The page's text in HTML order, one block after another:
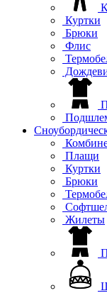
Куртки
Брюки
Флис
Плащи
Куртки
Брюки
Жилеты